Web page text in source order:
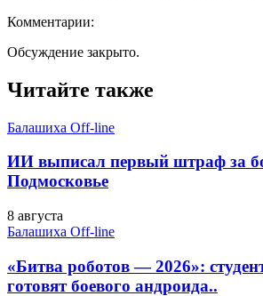
Комментарии:
Обсуждение закрыто.
Читайте также
Балашиха Off-line
ИИ выписал первый штраф за
Подмосковье
8 августа
Балашиха Off-line
«Битва роботов — 2026»:
готовят боевого андроида..